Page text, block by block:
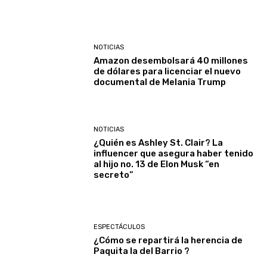
NOTICIAS
Amazon desembolsará 40 millones
de dólares para licenciar el nuevo
documental de Melania Trump
NOTICIAS
¿Quién es Ashley St. Clair? La
influencer que asegura haber tenido
al hijo no. 13 de Elon Musk “en
secreto”
ESPECTÁCULOS
¿Cómo se repartirá la herencia de
Paquita la del Barrio ?